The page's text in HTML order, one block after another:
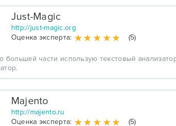
Just-Magic
http://just-magic.org
Оценка эксперта:
(5)
большей части использую текстовый
Majento
http://majento.ru
Оценка эксперта:
(5)